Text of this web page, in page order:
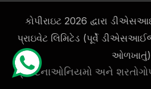
કોપીરાઇટ 2026 દ્વારા
પ્રાઇવેટ લિમિટેડ (પૂર્વે
ઓળખાતું)
પ્રકટનાઓનિયમો અને શરતો